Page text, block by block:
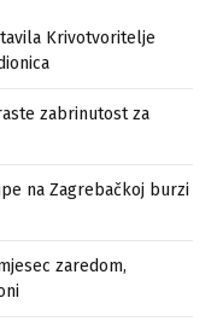
Krivotvoritelje
zabrinutost za
na Zagrebačkoj burzi
zaredom,